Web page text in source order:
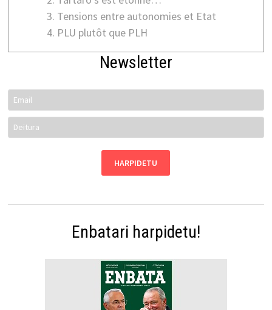
Tensions entre autonomies et Etat
PLU plutôt que PLH
Newsletter
Enbatari harpidetu!